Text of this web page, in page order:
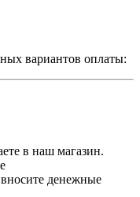
вариантов оплаты:
в наш магазин.
денежные